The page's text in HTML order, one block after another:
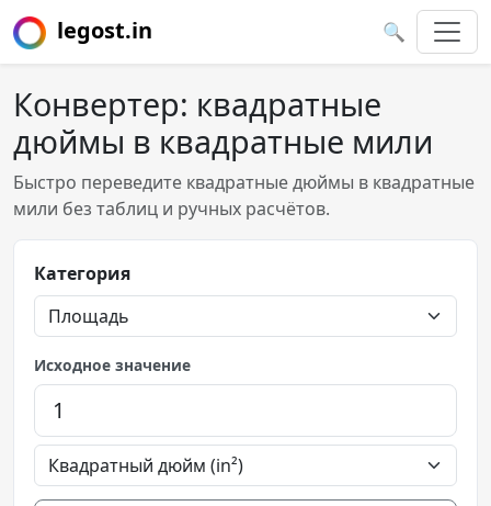
legost.in 🔍
Конвертер: квадратные
дюймы в квадратные мили
Быстро переведите квадратные дюймы в квадратные
мили без таблиц и ручных расчётов.
Категория
Исходное значение